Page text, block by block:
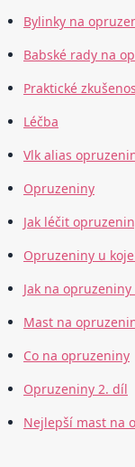
Bylinky na
Babské rady na
Praktické
Léčba
Vlk alias
Opruzeniny
Jak léčit
Opruzeniny u
Jak na opruzeniny
Mast na
Co na opruzeniny
Opruzeniny 2. díl
Nejlepší mast na